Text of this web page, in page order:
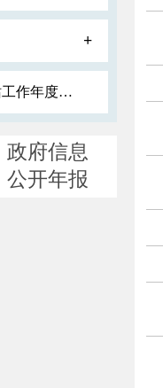
+
政府网站工作年度报表
政府信息
公开年报